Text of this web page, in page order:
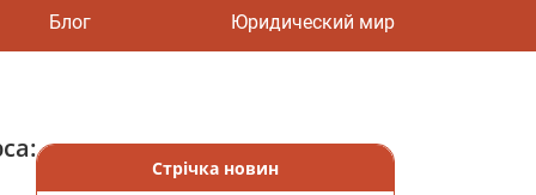
Блог Юридический мир
Стрічка новин